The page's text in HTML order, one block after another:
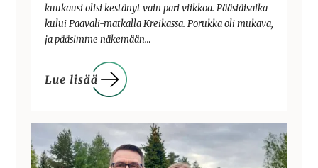
kuukausi olisi kestänyt vain pari viikkoa. Pääsiäisaika
kului Paavali-matkalla Kreikassa. Porukka oli mukava,
ja pääsimme näkemään…